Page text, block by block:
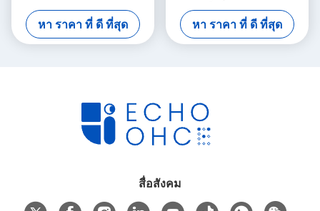
กระดาษ Kraft กับโลโก้ของ
คุณเองสําหรับ Xmas การ
ตกแต่งปาร์ตี้
หา ราคา ที่ ดี ที่สุด
สตางค์ช้อปปิ้งกระดาษตามสั่ง
พร้อมโลโก้
หา ราคา ที่ ดี ที่สุด
สื่อสังคม